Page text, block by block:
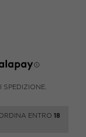
SPEDIZIONE.
ENTRO 18